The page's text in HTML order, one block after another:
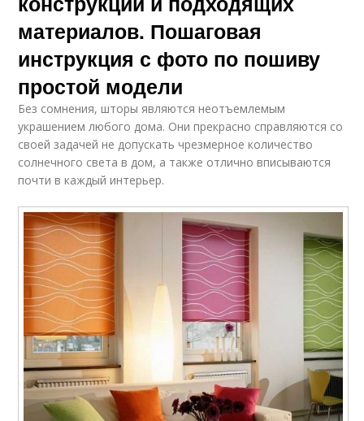
материалов. Пошаговая
инструкция с фото по пошиву
простой модели
Без сомнения, шторы являются неотъемлемым
украшением любого дома. Они прекрасно справляются со
своей задачей не допускать чрезмерное количество
солнечного света в дом, а также отлично вписываются
почти в каждый интерьер.